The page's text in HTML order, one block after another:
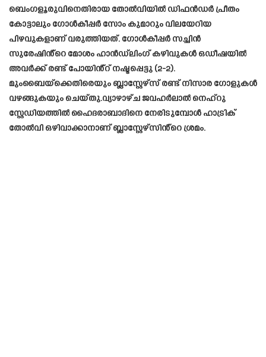
ബെംഗളൂരുവിനെതിരായ തോൽവിയിൽ ഡിഫൻഡർ പ്രീതം
കോട്ടാലും ഗോൾകീപ്പർ സോം കുമാറും വിലയേറിയ
പിഴവുകളാണ് വരുത്തിയത്. ഗോൾകീപ്പർ സച്ചിൻ
സുരേഷിൻ്റെ മോശം ഹാൻഡ്‌ലിംഗ് കഴിവുകൾ ഒഡീഷയിൽ
അവർക്ക് രണ്ട് പോയിൻ്റ് നഷ്ടപ്പെട്ടു (2-2).
മുംബൈയ്‌ക്കെതിരെയും ബ്ലാസ്റ്റേഴ്‌സ് രണ്ട് നിസാര ഗോളുകൾ
വഴങ്ങുകയും ചെയ്തു.വ്യാഴാഴ്ച ജവഹർലാൽ നെഹ്‌റു
സ്റ്റേഡിയത്തിൽ ഹൈദരാബാദിനെ നേരിടുമ്പോൾ ഹാട്രിക്
തോൽവി ഒഴിവാക്കാനാണ് ബ്ലാസ്റ്റേഴ്‌സിൻ്റെ ശ്രമം.